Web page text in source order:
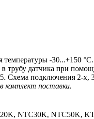
-30...+150
датчика при
подключения 2-х,
поставки.
NTC30K, NTC50K,